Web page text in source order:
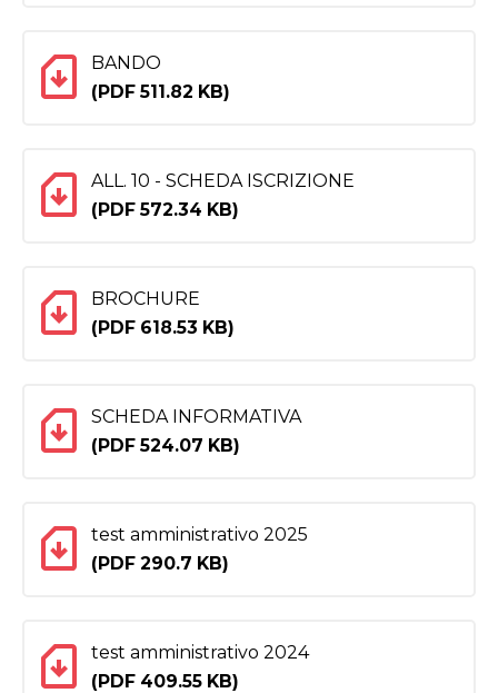
BANDO
(PDF 511.82 KB)
ALL. 10 - SCHEDA ISCRIZIONE
(PDF 572.34 KB)
BROCHURE
(PDF 618.53 KB)
SCHEDA INFORMATIVA
(PDF 524.07 KB)
test amministrativo 2025
(PDF 290.7 KB)
test amministrativo 2024
(PDF 409.55 KB)